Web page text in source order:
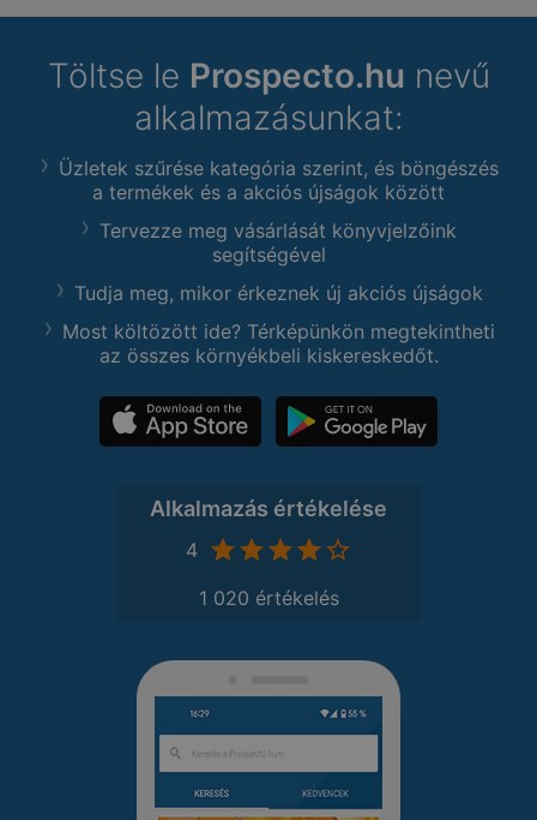
Töltse le Prospecto.hu nevű
alkalmazásunkat:
Üzletek szűrése kategória szerint, és böngészés
a termékek és a akciós újságok között
Tervezze meg vásárlását könyvjelzőink
segítségével
Tudja meg, mikor érkeznek új akciós újságok
Most költözött ide? Térképünkön megtekintheti
az összes környékbeli kiskereskedőt.
Alkalmazás értékelése
4
1 020 értékelés